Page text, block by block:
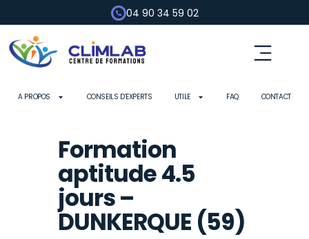
04 90 34 59 02
A PROPOS CONSEILS D’EXPERTS UTILE FAQ CONTACT
Formation
aptitude 4.5
jours –
DUNKERQUE (59)